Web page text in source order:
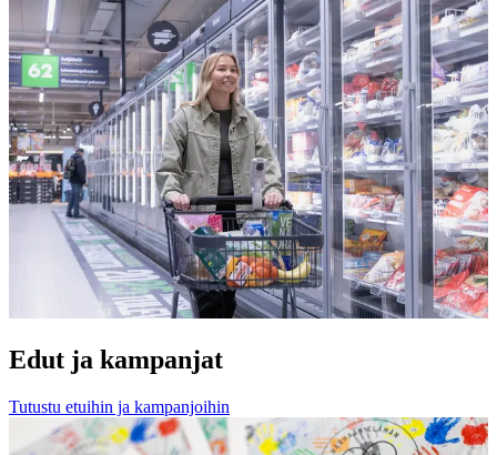
Edut ja kampanjat
Tutustu etuihin ja kampanjoihin